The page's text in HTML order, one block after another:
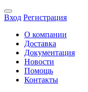
Вход Регистрация
О компании
Доставка
Документация
Новости
Помощь
Контакты